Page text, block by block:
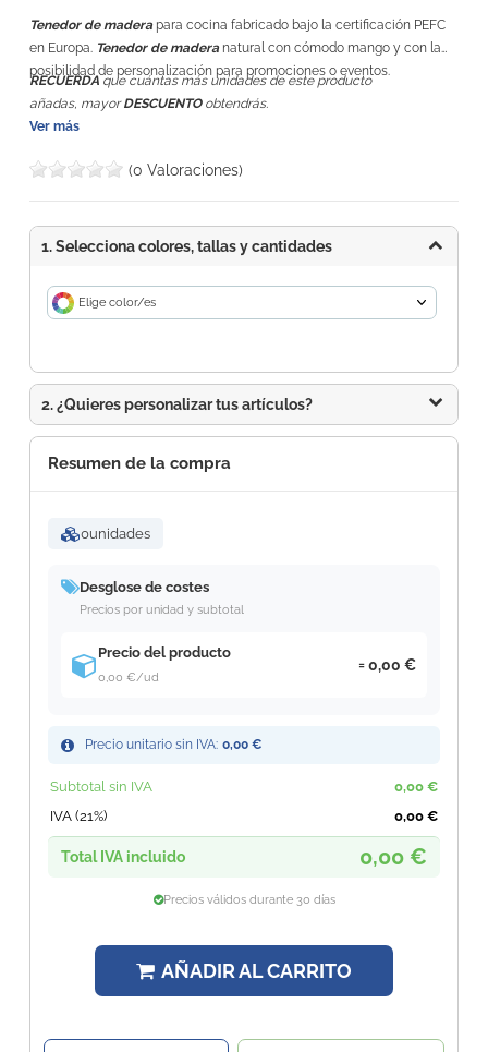
Tenedor de maderapara cocina fabricado bajo la certificación PEFC
en Europa. Tenedor de maderanatural con cómodo mango y con la
posibilidad de personalización para promociones o eventos.
RECUERDA que cuántas más unidades de este producto
añadas, mayorDESCUENTOobtendrás.
Ver más
(0 Valoraciones)
1. Selecciona colores, tallas y cantidades
Elige color/es
2. ¿Quieres personalizar tus artículos?
Resumen de la compra
0unidades
Desglose de costes
Precios por unidad y subtotal
Precio del producto
0,00 €/ud
0,00 €
Precio unitario sin IVA: 0,00 €
Subtotal sin IVA
0,00 €
IVA (21%)
0,00 €
Total IVA incluido 0,00 €
Precios válidos durante 30 días
AÑADIR AL CARRITO